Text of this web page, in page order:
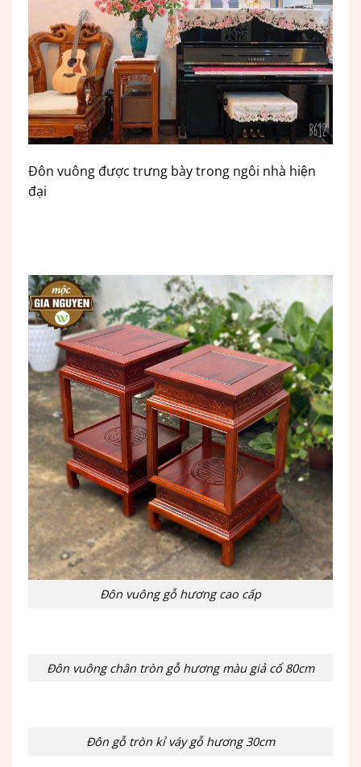
Đôn vuông được trưng bày trong ngôi nhà hiện
đại
Đôn vuông gỗ hương cao cấp
Đôn vuông chân tròn gỗ hương màu giả cổ 80cm
Đôn gỗ tròn kỉ váy gỗ hương 30cm